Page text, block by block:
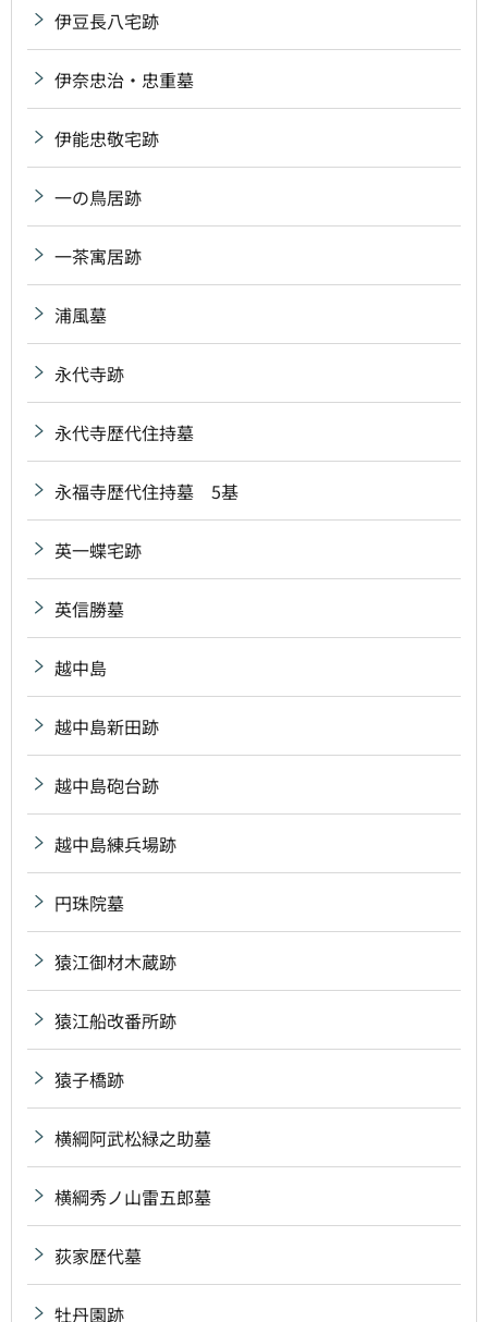
伊豆長八宅跡
伊奈忠治・忠重墓
伊能忠敬宅跡
一の鳥居跡
一茶寓居跡
浦風墓
永代寺跡
永代寺歴代住持墓
永福寺歴代住持墓 5基
英一蝶宅跡
英信勝墓
越中島
越中島新田跡
越中島砲台跡
越中島練兵場跡
円珠院墓
猿江御材木蔵跡
猿江船改番所跡
猿子橋跡
横綱阿武松緑之助墓
横綱秀ノ山雷五郎墓
荻家歴代墓
牡丹園跡